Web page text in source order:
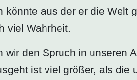
könnte aus der er die Welt
viel Wahrheit.
wir den Spruch in unseren
ist viel größer, als die